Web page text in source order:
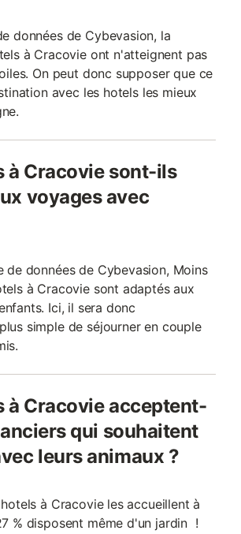
données de Cybevasion, la
à Cracovie ont n'atteignent pas
On peut donc supposer que ce
avec les hotels les mieux
à Cracovie sont-ils
voyages avec
de données de Cybevasion, Moins
à Cracovie sont adaptés aux
Ici, il sera donc
simple de séjourner en couple
à Cracovie acceptent-
qui souhaitent
leurs animaux ?
à Cracovie les accueillent à
% disposent même d'un jardin !